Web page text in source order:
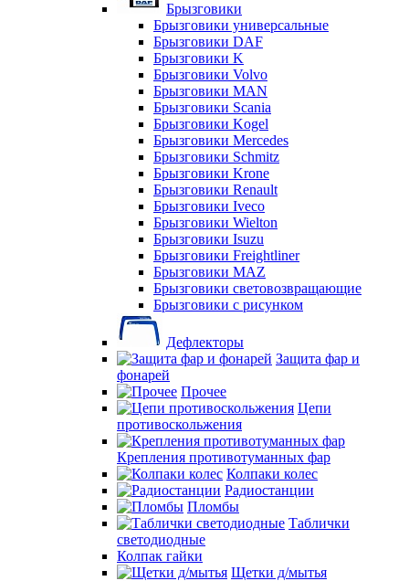
Брызговики
Брызговики универсальные
Брызговики DAF
Брызговики K
Брызговики Volvo
Брызговики MAN
Брызговики Scania
Брызговики Kogel
Брызговики Mercedes
Брызговики Schmitz
Брызговики Krone
Брызговики Renault
Брызговики Iveco
Брызговики Wielton
Брызговики Isuzu
Брызговики Freightliner
Брызговики MAZ
Брызговики световозвращающие
Брызговики с рисунком
Дефлекторы
Защита фар и
фонарей
Прочее
Цепи
противоскольжения
Крепления противотуманных фар
Колпаки колес
Радиостанции
Пломбы
Таблички
светодиодные
Колпак гайки
Щетки д/мытья